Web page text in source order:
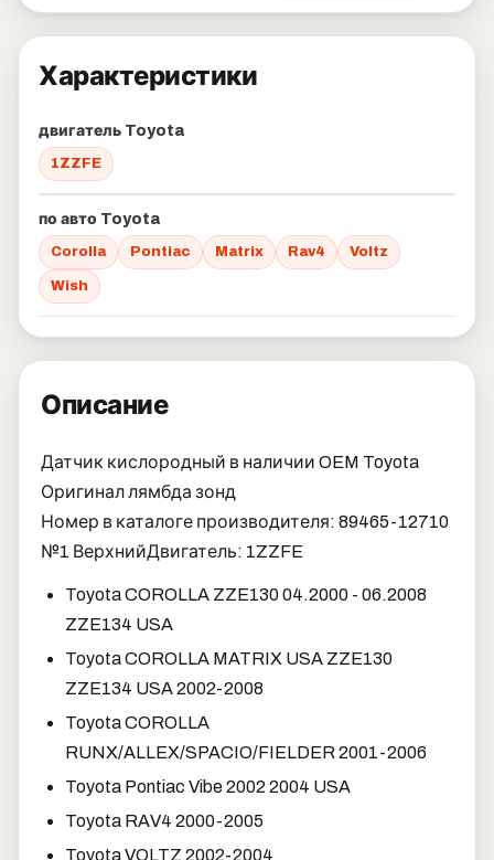
Характеристики
двигатель Toyota
1ZZFE
по авто Toyota
Corolla Pontiac Matrix Rav4 Voltz
Wish
Описание
Датчик кислородный в наличии OEM Toyota
Оригинал лямбда зонд
Номер в каталоге производителя: 89465-12710
№1 ВерхнийДвигатель: 1ZZFE
Toyota COROLLA ZZE130 04.2000 - 06.2008
ZZE134 USA
Toyota COROLLA MATRIX USA ZZE130
ZZE134 USA 2002-2008
Toyota COROLLA
RUNX/ALLEX/SPACIO/FIELDER 2001-2006
Toyota Pontiac Vibe 2002 2004 USA
Toyota RAV4 2000-2005
Toyota VOLTZ 2002-2004